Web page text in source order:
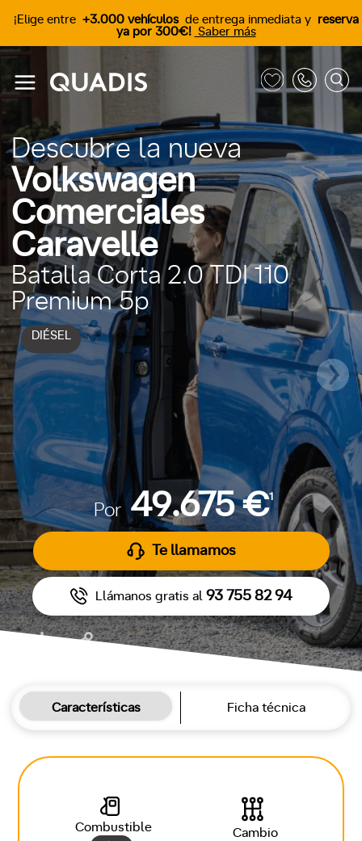
¡Elige entre +3.000 vehículos de entrega inmediata y reserva
ya por 300€! Saber más
Descubre la nueva
Volkswagen
Comerciales
Caravelle
DIÉSEL
Batalla Corta 2.0 TDI 110
Premium 5p
Por 49.675 €1
Te llamamos
Llámanos gratis al 93 755 82 94
Características Ficha técnica
Combustible
Cambio